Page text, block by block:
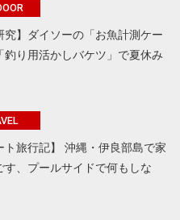
究】ダイソーの「お魚計測ケー
釣り用活かしバケツ」で夏休み
ト旅行記】 沖縄・伊良部島で家
す、プールサイドで何もしな